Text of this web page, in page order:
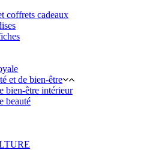
coffrets cadeaux
et de bien-être
bien-être intérieur
beauté